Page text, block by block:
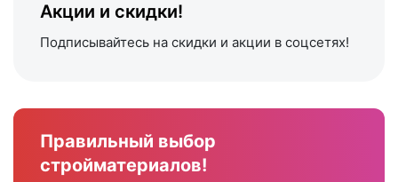
Акции и скидки!
Подписывайтесь на скидки и акции в соцсетях!
Правильный выбор
стройматериалов!